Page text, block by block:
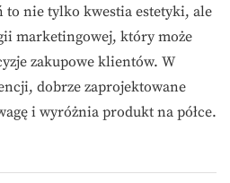
to nie tylko kwestia estetyki, ale
marketingowej, który może
zakupowe klientów. W
dobrze zaprojektowane
i wyróżnia produkt na półce.